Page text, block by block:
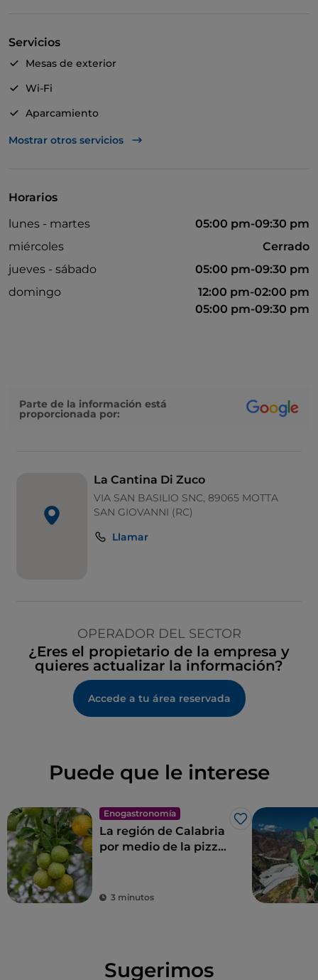
Servicios
Mesas de exterior
Wi-Fi
Aparcamiento
Menú infantil
Mostrar otros servicios
Horarios
lunes - martes
05:00 pm-09:30 pm
miércoles
Cerrado
jueves - sábado
05:00 pm-09:30 pm
domingo
12:00 pm-02:00 pm
05:00 pm-09:30 pm
Parte de la información está
proporcionada por:
La Cantina Di Zuco
VIA SAN BASILIO SNC, 89065 MOTTA
SAN GIOVANNI (RC)
Llamar
OPERADOR DEL SECTOR
¿Eres el propietario de la empresa y
quieres actualizar la información?
Accede a tu área reservada
Puede que le interese
Enogastronomía
Me gusta
La región de Calabria
por medio de la pizza
3 minutos
Sugerimos